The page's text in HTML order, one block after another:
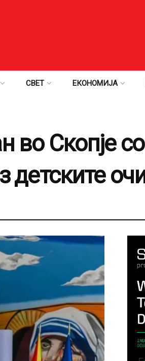
СВЕТ ЕКОНОМИЈА
Скопје
детските